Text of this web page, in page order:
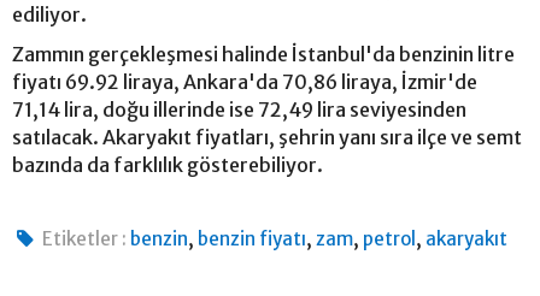
ediliyor.
Zammın gerçekleşmesi halinde İstanbul'da benzinin litre
fiyatı 69.92 liraya, Ankara'da 70,86 liraya, İzmir'de
71,14 lira, doğu illerinde ise 72,49 lira seviyesinden
satılacak. Akaryakıt fiyatları, şehrin yanı sıra ilçe ve semt
bazında da farklılık gösterebiliyor.
Etiketler : benzin, benzin fiyatı, zam, petrol , akaryakıt